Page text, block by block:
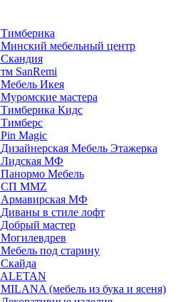
Тимберика
Минский мебельный центр
Скандия
тм SanRemi
Мебель Икея
Муромские мастера
Тимберика Кидс
Тимберс
Pin Magic
Дизайнерская Мебель Этажерка
Лидская МФ
Панормо Мебель
СП ММZ
Армавирская МФ
Диваны в стиле лофт
Добрый мастер
Могилевдрев
Мебель под старину
Скайда
ALETAN
MILANA (мебель из бука и ясеня)